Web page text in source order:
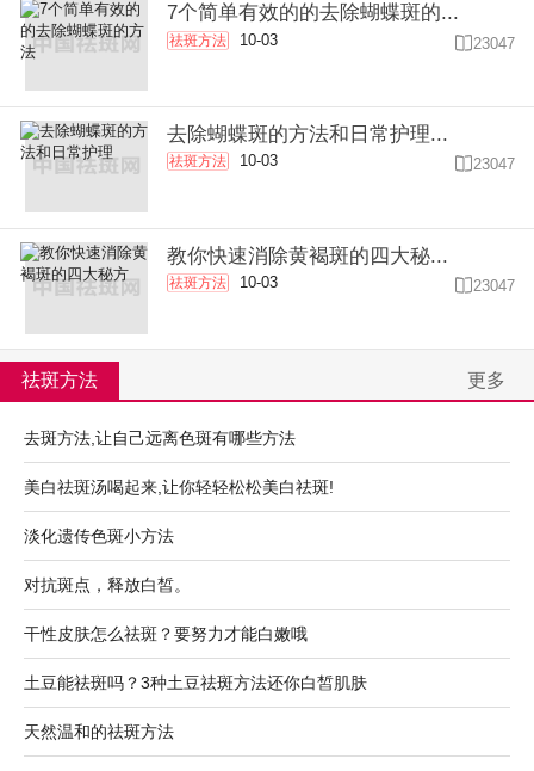
7个简单有效的的去除蝴蝶斑的...
祛斑方法 10-03 23047
去除蝴蝶斑的方法和日常护理...
祛斑方法 10-03 23047
教你快速消除黄褐斑的四大秘...
祛斑方法 10-03  23047
祛斑方法 更多
去斑方法,让自己远离色斑有哪些方法
美白祛斑汤喝起来,让你轻轻松松美白祛斑!
淡化遗传色斑小方法
对抗斑点，释放白皙。
干性皮肤怎么祛斑？要努力才能白嫩哦
土豆能祛斑吗？3种土豆祛斑方法还你白皙肌肤
天然温和的祛斑方法